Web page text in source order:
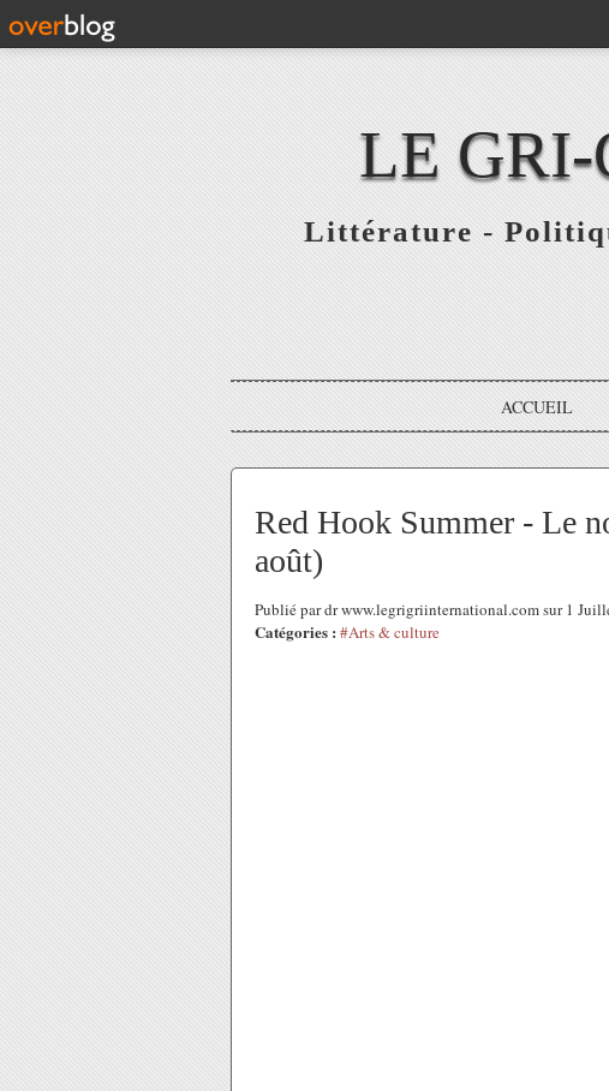
LE
Littérature -
ACCUEIL
Red Hook Summer - Le
août)
Publié par dr www.legrigriinternational.com sur 1
Catégories : #Arts & culture